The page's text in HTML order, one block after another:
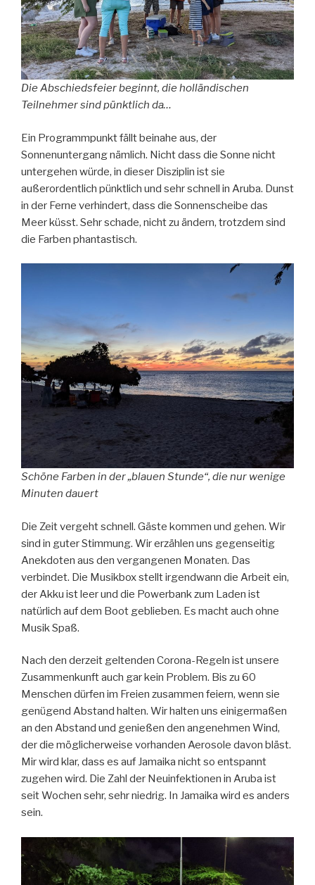
Die Abschiedsfeier beginnt, die holländischen
Teilnehmer sind pünktlich da…
Ein Programmpunkt fällt beinahe aus, der
Sonnenuntergang nämlich. Nicht dass die Sonne nicht
untergehen würde, in dieser Disziplin ist sie
außerordentlich pünktlich und sehr schnell in Aruba. Dunst
in der Ferne verhindert, dass die Sonnenscheibe das
Meer küsst. Sehr schade, nicht zu ändern, trotzdem sind
die Farben phantastisch.
Schöne Farben in der „blauen Stunde“, die nur wenige
Minuten dauert
Die Zeit vergeht schnell. Gäste kommen und gehen. Wir
sind in guter Stimmung. Wir erzählen uns gegenseitig
Anekdoten aus den vergangenen Monaten. Das
verbindet. Die Musikbox stellt irgendwann die Arbeit ein,
der Akku ist leer und die Powerbank zum Laden ist
natürlich auf dem Boot geblieben. Es macht auch ohne
Musik Spaß.
Nach den derzeit geltenden Corona-Regeln ist unsere
Zusammenkunft auch gar kein Problem. Bis zu 60
Menschen dürfen im Freien zusammen feiern, wenn sie
genügend Abstand halten. Wir halten uns einigermaßen
an den Abstand und genießen den angenehmen Wind,
der die möglicherweise vorhanden Aerosole davon bläst.
Mir wird klar, dass es auf Jamaika nicht so entspannt
zugehen wird. Die Zahl der Neuinfektionen in Aruba ist
seit Wochen sehr, sehr niedrig. In Jamaika wird es anders
sein.